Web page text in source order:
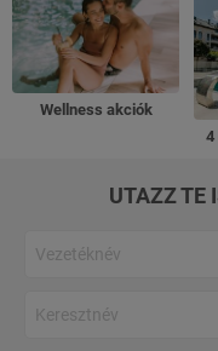
Wellness akciók
4
UTAZZ TE